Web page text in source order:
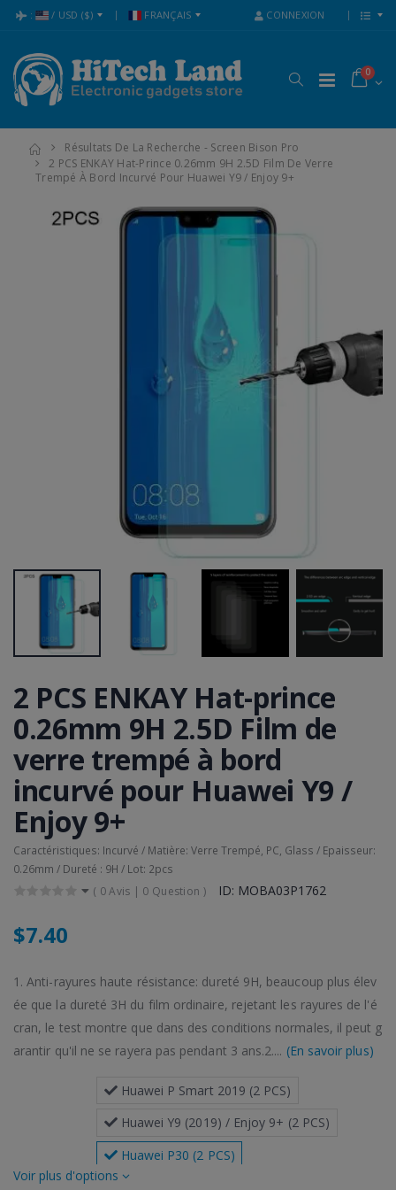
: / USD ($) FRANÇAIS CONNEXION
0
Résultats De La Recherche - Screen Bison Pro
2 PCS ENKAY Hat-Prince 0.26mm 9H 2.5D Film De Verre
Trempé À Bord Incurvé Pour Huawei Y9 / Enjoy 9+
2 PCS ENKAY Hat-prince
0.26mm 9H 2.5D Film de
verre trempé à bord
incurvé pour Huawei Y9 /
Enjoy 9+
Caractéristiques: Incurvé / Matière: Verre Trempé, PC, Glass / Epaisseur:
0.26mm / Dureté : 9H / Lot: 2pcs
( 0 Avis | 0 Question ) ID: MOBA03P1762
$7.40
1. Anti-rayures haute résistance: dureté 9H, beaucoup plus élev
ée que la dureté 3H du film ordinaire, rejetant les rayures de l'é
cran, le test montre que dans des conditions normales, il peut g
arantir qu'il ne se rayera pas pendant 3 ans.2.... (En savoir plus)
Huawei P Smart 2019 (2 PCS)
Huawei Y9 (2019) / Enjoy 9+ (2 PCS)
Huawei P30 (2 PCS)
plus d'options